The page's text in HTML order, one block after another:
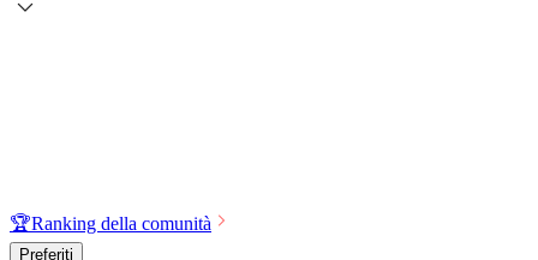
🏆Ranking della comunità
Preferiti